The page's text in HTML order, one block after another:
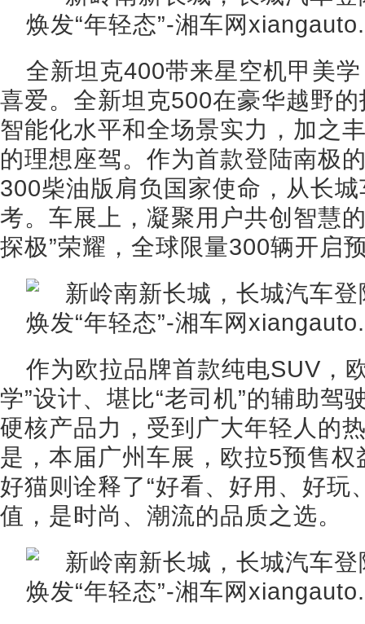
全新坦克400带来星空机甲美
喜爱。全新坦克500在豪华越野
智能化水平和全场景实力，加之
的理想座驾。作为首款登陆南极
300柴油版肩负国家使命，从长
考。车展上，凝聚用户共创智慧
探极”荣耀，全球限量300辆开启
作为欧拉品牌首款纯电SUV，
学”设计、堪比“老司机”的辅助驾
硬核产品力，受到广大年轻人的
是，本届广州车展，欧拉5预售
好猫则诠释了“好看、好用、好玩
值，是时尚、潮流的品质之选。